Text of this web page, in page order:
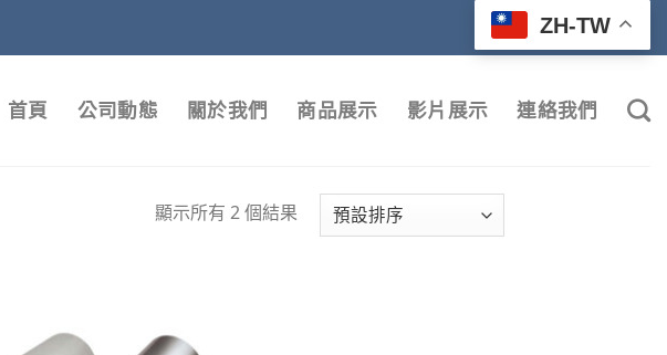
ZH-TW
首頁 公司動態 關於我們 商品展示 影片展示 連絡我們
顯示所有 2 個結果